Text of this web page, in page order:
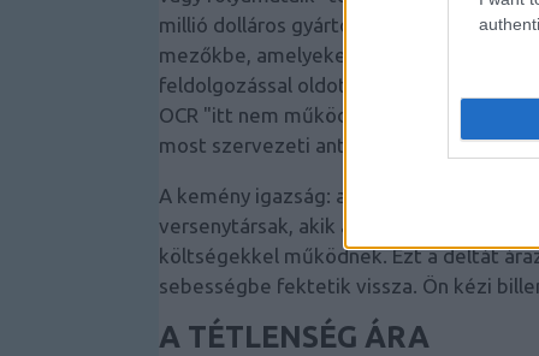
millió dolláros gyártó negyvenhárom
mezőkbe, amelyeket egy jól konfigurált
feldolgozással oldott meg egy hat
OCR "itt nem működik." A 2015-ös
most szervezeti antitestként
A kemény igazság: az Ön adatbeviteli
versenytársak, akik átkeltek az IDP
költségekkel működnek. Ezt a deltát
sebességbe fektetik vissza. Ön kézi
A TÉTLENSÉG ÁRA